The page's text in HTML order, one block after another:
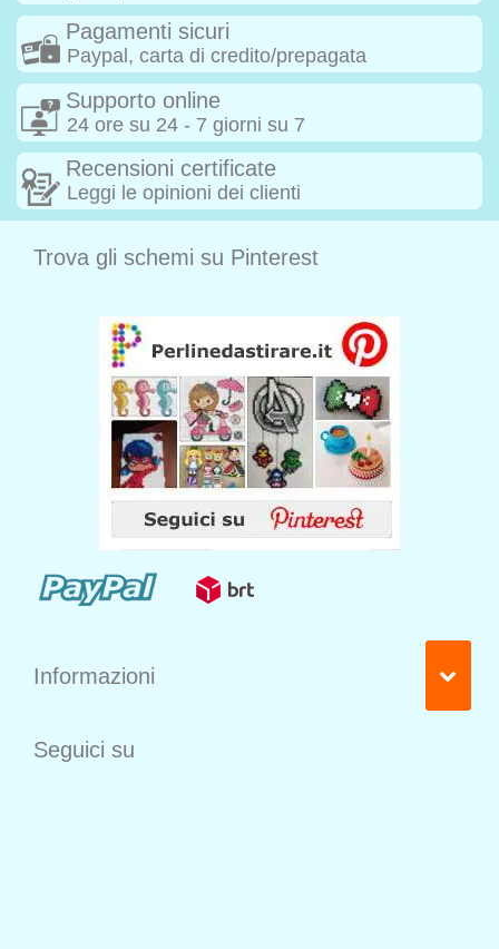
Pagamenti sicuri
Paypal, carta di credito/prepagata
Supporto online
24 ore su 24 - 7 giorni su 7
Recensioni certificate
Leggi le opinioni dei clienti
Trova gli schemi su Pinterest
Informazioni
Seguici su